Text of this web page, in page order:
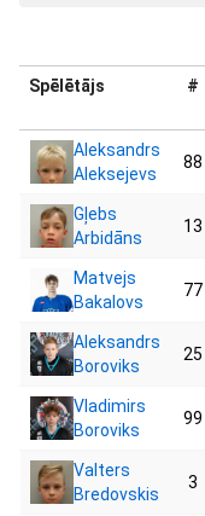
Spēlētājs #
Aleksandrs
Aleksejevs
88
Gļebs
Arbidāns
13
Matvejs
Bakalovs
77
Aleksandrs
Boroviks
25
Vladimirs
Boroviks
99
Valters
Bredovskis
3